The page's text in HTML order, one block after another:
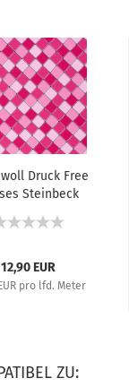
Druck Free
Steinbeck
12,90 EUR
pro lfd. Meter
ZU: